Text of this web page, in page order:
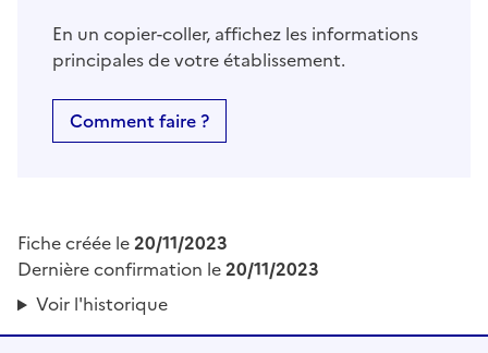
En un copier-coller, affichez les informations
principales de votre établissement.
Comment faire ?
Fiche créée le20/11/2023
Dernière confirmation le20/11/2023
Voir l'historique